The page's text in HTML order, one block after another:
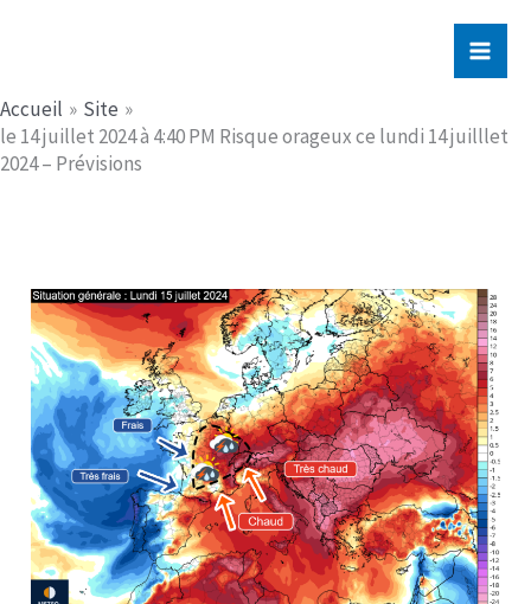
Accueil
Site
le 14 juillet 2024 à 4:40 PM Risque orageux ce lundi 14 juilllet
2024 – Prévisions